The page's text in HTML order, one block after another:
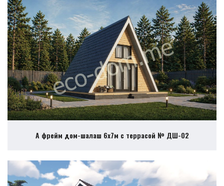
А фрейм дом-шалаш 6х7м с террасой № ДШ-02